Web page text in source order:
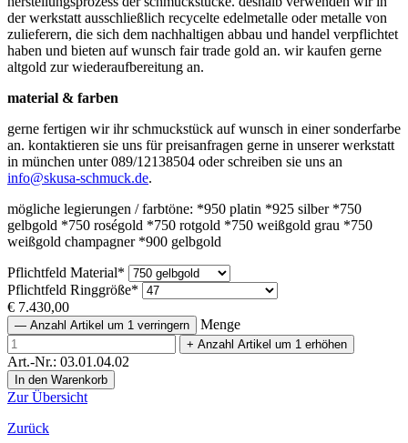
der werkstatt ausschließlich recycelte edelmetalle oder metalle von
zulieferern, die sich dem nachhaltigen abbau und handel verpflichtet
haben und bieten auf wunsch fair trade gold an. wir kaufen gerne
altgold zur wiederaufbereitung an.
material & farben
gerne fertigen wir ihr schmuckstück auf wunsch in einer sonderfarbe
an. kontaktieren sie uns für preisanfragen gerne in unserer werkstatt
in münchen unter 089/12138504 oder schreiben sie uns an
info@skusa-schmuck.de.
mögliche legierungen / farbtöne: *950 platin *925 silber *750
gelbgold *750 roségold *750 rotgold *750 weißgold grau *750
weißgold champagner *900 gelbgold
Pflichtfeld Material*
Pflichtfeld Ringgröße*
€ 7.430,00
— Anzahl Artikel um 1 verringern Menge
+ Anzahl Artikel um 1 erhöhen
Art.-Nr.: 03.01.04.02
Zur Übersicht
Zurück